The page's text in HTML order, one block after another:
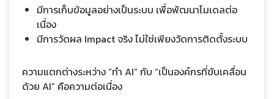
มีการเก็บข้อมูลอย่างเป็นระบบ เพื่อพัฒนาโมเดลต่อ
เนื่อง
มีการวัดผล Impact จริง ไม่ใช่เพียงวัดการติดตั้งระบบ
ความแตกต่างระหว่าง “ทำ AI” กับ “เป็นองค์กรที่ขับเคลื่อน
ด้วย AI” คือความต่อเนื่อง